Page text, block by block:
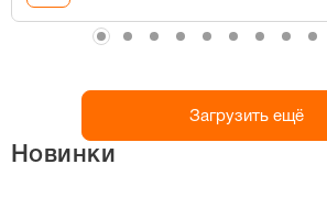
Загрузить ещё
Новинки